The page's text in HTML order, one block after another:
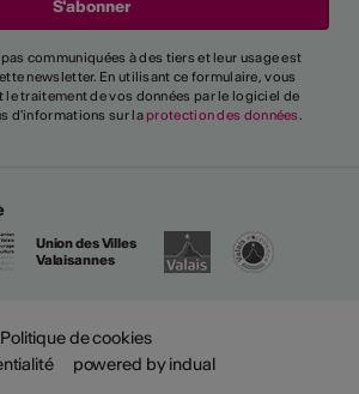
communiquées à des tiers et leur usage est
newsletter. En utilisant ce formulaire, vous
le traitement de vos données par le logiciel de
d'informations sur la protection des données.
Union des Villes
Valaisannes
Politique de cookies
powered by indual